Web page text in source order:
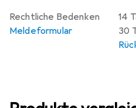
14
30
Rechtliche Bedenken
Meldeformular